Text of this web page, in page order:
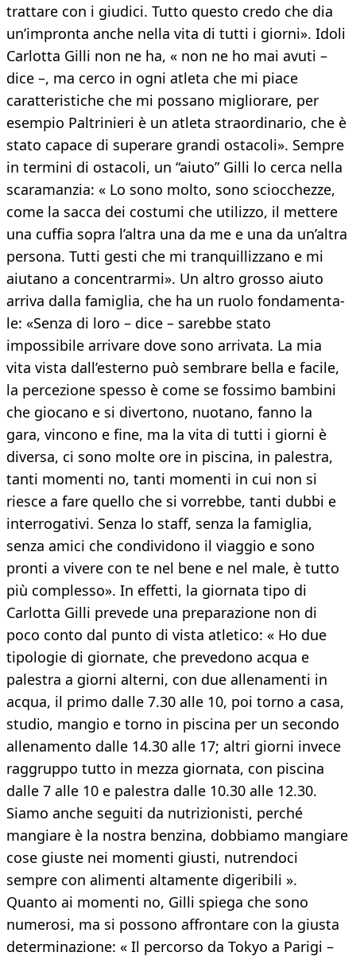
trattare con i giudici. Tutto questo credo che dia
un’impronta anche nella vita di tutti i giorni». Idoli
Carlotta Gilli non ne ha, « non ne ho mai avuti –
dice –, ma cerco in ogni atleta che mi piace
caratteristiche che mi possano migliorare, per
esempio Paltrinieri è un atleta straordinario, che è
stato capace di superare grandi ostacoli». Sempre
in termini di ostacoli, un “aiuto” Gilli lo cerca nella
scaramanzia: « Lo sono molto, sono sciocchezze,
come la sacca dei costumi che utilizzo, il mettere
una cuffia sopra l’altra una da me e una da un’altra
persona. Tutti gesti che mi tranquillizzano e mi
aiutano a concentrarmi». Un altro grosso aiuto
arriva dalla famiglia, che ha un ruolo fondamenta-
le: «Senza di loro – dice – sarebbe stato
impossibile arrivare dove sono arrivata. La mia
vita vista dall’esterno può sembrare bella e facile,
la percezione spesso è come se fossimo bambini
che giocano e si divertono, nuotano, fanno la
gara, vincono e fine, ma la vita di tutti i giorni è
diversa, ci sono molte ore in piscina, in palestra,
tanti momenti no, tanti momenti in cui non si
riesce a fare quello che si vorrebbe, tanti dubbi e
interrogativi. Senza lo staff, senza la famiglia,
senza amici che condividono il viaggio e sono
pronti a vivere con te nel bene e nel male, è tutto
più complesso». In effetti, la giornata tipo di
Carlotta Gilli prevede una preparazione non di
poco conto dal punto di vista atletico: « Ho due
tipologie di giornate, che prevedono acqua e
palestra a giorni alterni, con due allenamenti in
acqua, il primo dalle 7.30 alle 10, poi torno a casa,
studio, mangio e torno in piscina per un secondo
allenamento dalle 14.30 alle 17; altri giorni invece
raggruppo tutto in mezza giornata, con piscina
dalle 7 alle 10 e palestra dalle 10.30 alle 12.30.
Siamo anche seguiti da nutrizionisti, perché
mangiare è la nostra benzina, dobbiamo mangiare
cose giuste nei momenti giusti, nutrendoci
sempre con alimenti altamente digeribili ».
Quanto ai momenti no, Gilli spiega che sono
numerosi, ma si possono affrontare con la giusta
determinazione: « Il percorso da Tokyo a Parigi –